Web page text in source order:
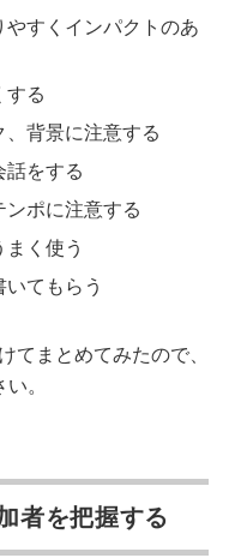
やすくインパクトのあ
する
、背景に注意する
話をする
ンポに注意する
まく使う
いてもらう
てまとめてみたので、
。
者を把握する